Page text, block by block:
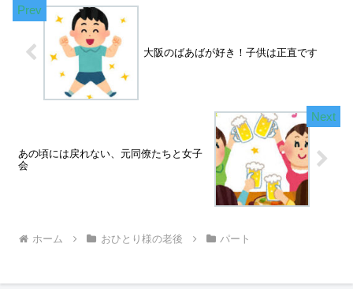
大阪のばあばが好き！子供は正直です
あの頃には戻れない、元同僚たちと女子
会
ホーム おひとり様の老後 パート